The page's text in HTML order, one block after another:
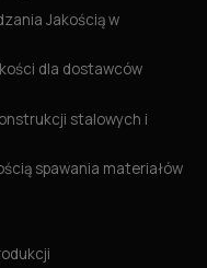
Jakością w
dla dostawców
stalowych i
spawania materiałów